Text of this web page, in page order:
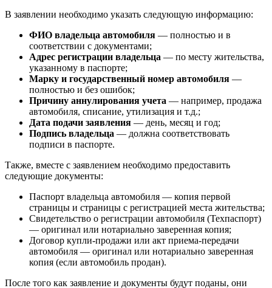
В заявлении необходимо указать следующую информацию:
ФИО владельца автомобиля — полностью и в
соответствии с документами;
Адрес регистрации владельца — по месту жительства,
указанному в паспорте;
Марку и государственный номер автомобиля —
полностью и без ошибок;
Причину аннулирования учета — например, продажа
автомобиля, списание, утилизация и т.д.;
Дата подачи заявления — день, месяц и год;
Подпись владельца — должна соответствовать
подписи в паспорте.
Также, вместе с заявлением необходимо предоставить
следующие документы:
Паспорт владельца автомобиля — копия первой
страницы и страницы с регистрацией места жительства;
Свидетельство о регистрации автомобиля (Техпаспорт)
— оригинал или нотариально заверенная копия;
Договор купли-продажи или акт приема-передачи
автомобиля — оригинал или нотариально заверенная
копия (если автомобиль продан).
После того как заявление и документы будут поданы, они